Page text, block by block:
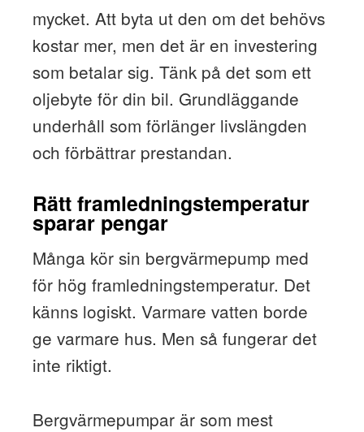
mycket. Att byta ut den om det behövs
kostar mer, men det är en investering
som betalar sig. Tänk på det som ett
oljebyte för din bil. Grundläggande
underhåll som förlänger livslängden
och förbättrar prestandan.
Rätt framledningstemperatur
sparar pengar
Många kör sin bergvärmepump med
för hög framledningstemperatur. Det
känns logiskt. Varmare vatten borde
ge varmare hus. Men så fungerar det
inte riktigt.
Bergvärmepumpar är som mest